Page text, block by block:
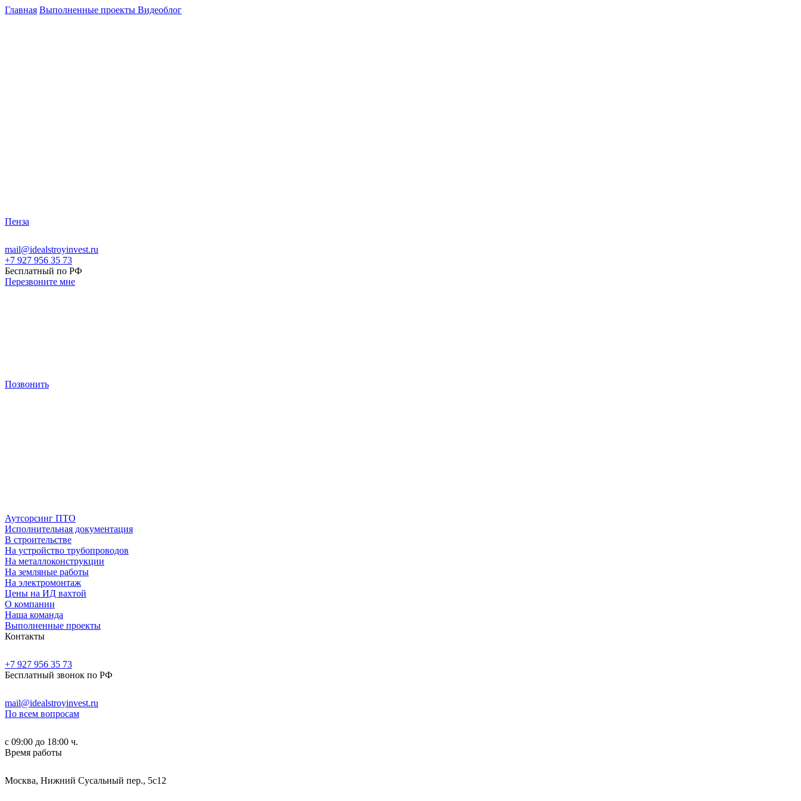
Главная Выполненные проекты Видеоблог
Пенза
mail@idealstroyinvest.ru
+7 927 956 35 73
Бесплатный по РФ
Перезвоните мне
Позвонить
Аутсорсинг ПТО
Исполнительная документация
В строительстве
На устройство трубопроводов
На металлоконструкции
На земляные работы
На электромонтаж
Цены на ИД вахтой
О компании
Наша команда
Выполненные проекты
Контакты
+7 927 956 35 73
Бесплатный звонок по РФ
mail@idealstroyinvest.ru
По всем вопросам
с 09:00 до 18:00 ч.
Время работы
Москва, Нижний Сусальный пер., 5c12